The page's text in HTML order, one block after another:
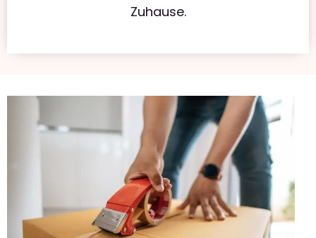
Zuhause.